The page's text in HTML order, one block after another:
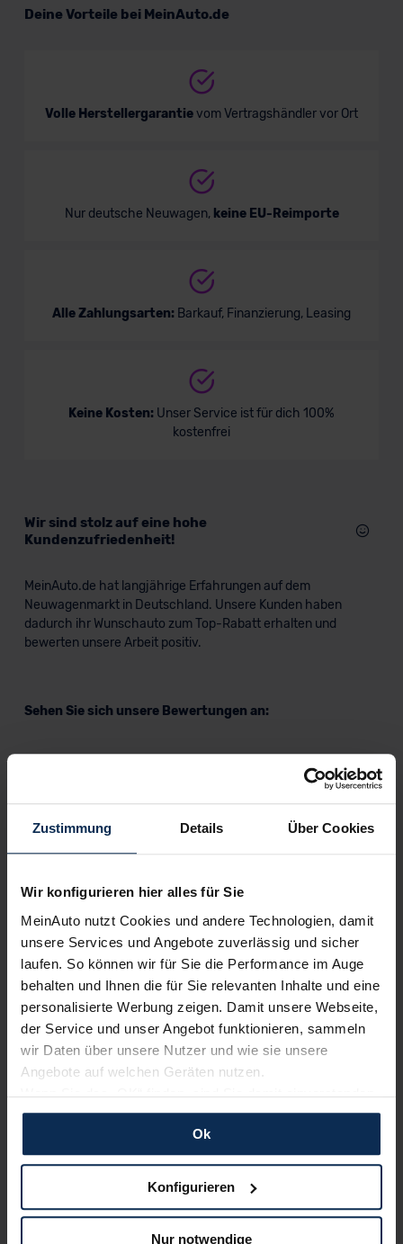
Zustimmung Details Über Cookies
Wir konfigurieren hier alles für Sie
MeinAuto nutzt Cookies und andere Technologien, damit
unsere Services und Angebote zuverlässig und sicher
laufen. So können wir für Sie die Performance im Auge
behalten und Ihnen die für Sie relevanten Inhalte und eine
personalisierte Werbung zeigen. Damit unsere Webseite,
der Service und unser Angebot funktionieren, sammeln
wir Daten über unsere Nutzer und wie sie unsere
Angebote auf welchen Geräten nutzen.
Wenn Sie das „OK“ finden, sind Sie damit einverstanden
und erlauben uns Cookies für unseren Service zu
verwenden und diese Daten an Dritte weiterzugeben,
etwa an unsere Marketingpartner. Falls Sie dem nicht
zustimmen möchten, beschränken wir uns auf die
dann nicht auf Sie zuschneiden und Sie somit nicht
Ok
Konfigurieren
Nur notwendige
Deine Vorteile bei MeinAuto.de
Volle Herstellergarantievom Vertragshändler vor Ort
Nur deutsche Neuwagen, keine EU-Reimporte
Alle Zahlungsarten: Barkauf, Finanzierung, Leasing
Keine Kosten: Unser Service ist für dich 100%
kostenfrei
Wir sind stolz auf eine hohe
Kundenzufriedenheit!
MeinAuto.de hat langjährige Erfahrungen auf dem
Neuwagenmarkt in Deutschland. Unsere Kunden haben
dadurch ihr Wunschauto zum Top-Rabatt erhalten und
bewerten unsere Arbeit positiv.
Sehen Sie sich unsere Bewertungen an:
Nachrichten